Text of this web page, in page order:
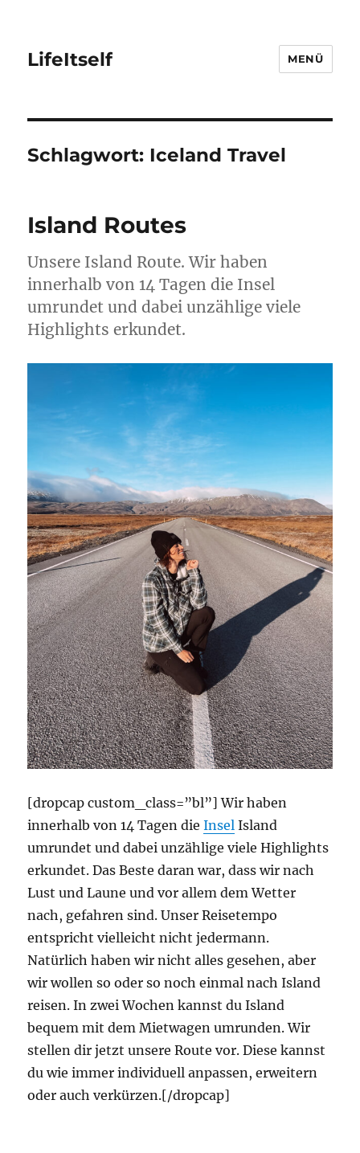
LifeItself MENÜ
Schlagwort: Iceland Travel
Island Routes
Unsere Island Route. Wir haben
innerhalb von 14 Tagen die Insel
umrundet und dabei unzählige viele
Highlights erkundet.
[dropcap custom_class=”bl”] Wir haben
innerhalb von 14 Tagen dieInsel Island
umrundet und dabei unzählige viele Highlights
erkundet. Das Beste daran war, dass wir nach
Lust und Laune und vor allem dem Wetter
nach, gefahren sind. Unser Reisetempo
entspricht vielleicht nicht jedermann.
Natürlich haben wir nicht alles gesehen, aber
wir wollen so oder so noch einmal nach Island
reisen. In zwei Wochen kannst du Island
bequem mit dem Mietwagen umrunden. Wir
stellen dir jetzt unsere Route vor. Diese kannst
du wie immer individuell anpassen, erweitern
oder auch verkürzen.[/dropcap]